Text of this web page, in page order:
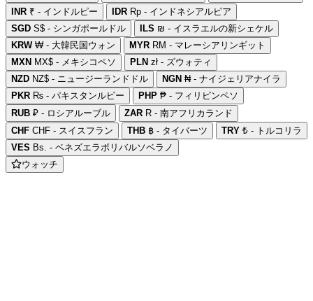
INR ₹ - インドルピー IDR Rp - インドネシアルピア
SGD S$ - シンガポールドル ILS ₪ - イスラエルの新シェケル
KRW₩ - 大韓民国ウォン MYR RM - マレーシアリンギット
MXN MX$ - メキシコペソ PLN zł - ズウォティ
NZD NZ$ - ニュージーランドドル NGN ₦ - ナイジェリアナイラ
PKR ₨ - パキスタンルピー PHP ₱ - フィリピンペソ
RUB ₽ - ロシアルーブル ZAR R - 南アフリカランド
CHF CHF - スイスフラン THB ฿ - タイバーツ TRY ₺ - トルコリラ
VES Bs. - ベネズエラボリバルソベラノ
ウォッチ